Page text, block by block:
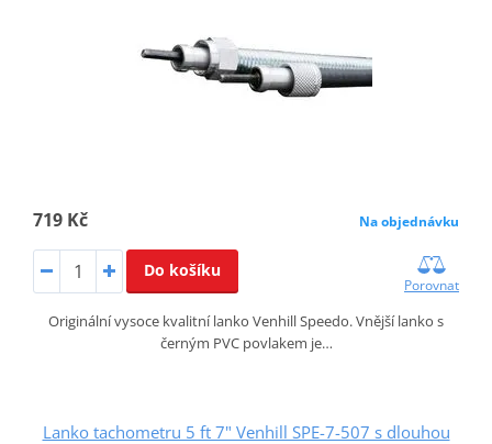
719 Kč Na objednávku
Do košíku
Porovnat
Originální vysoce kvalitní lanko Venhill Speedo. Vnější lanko s
černým PVC povlakem je…
Lanko tachometru 5 ft 7" Venhill SPE-7-507 s dlouhou